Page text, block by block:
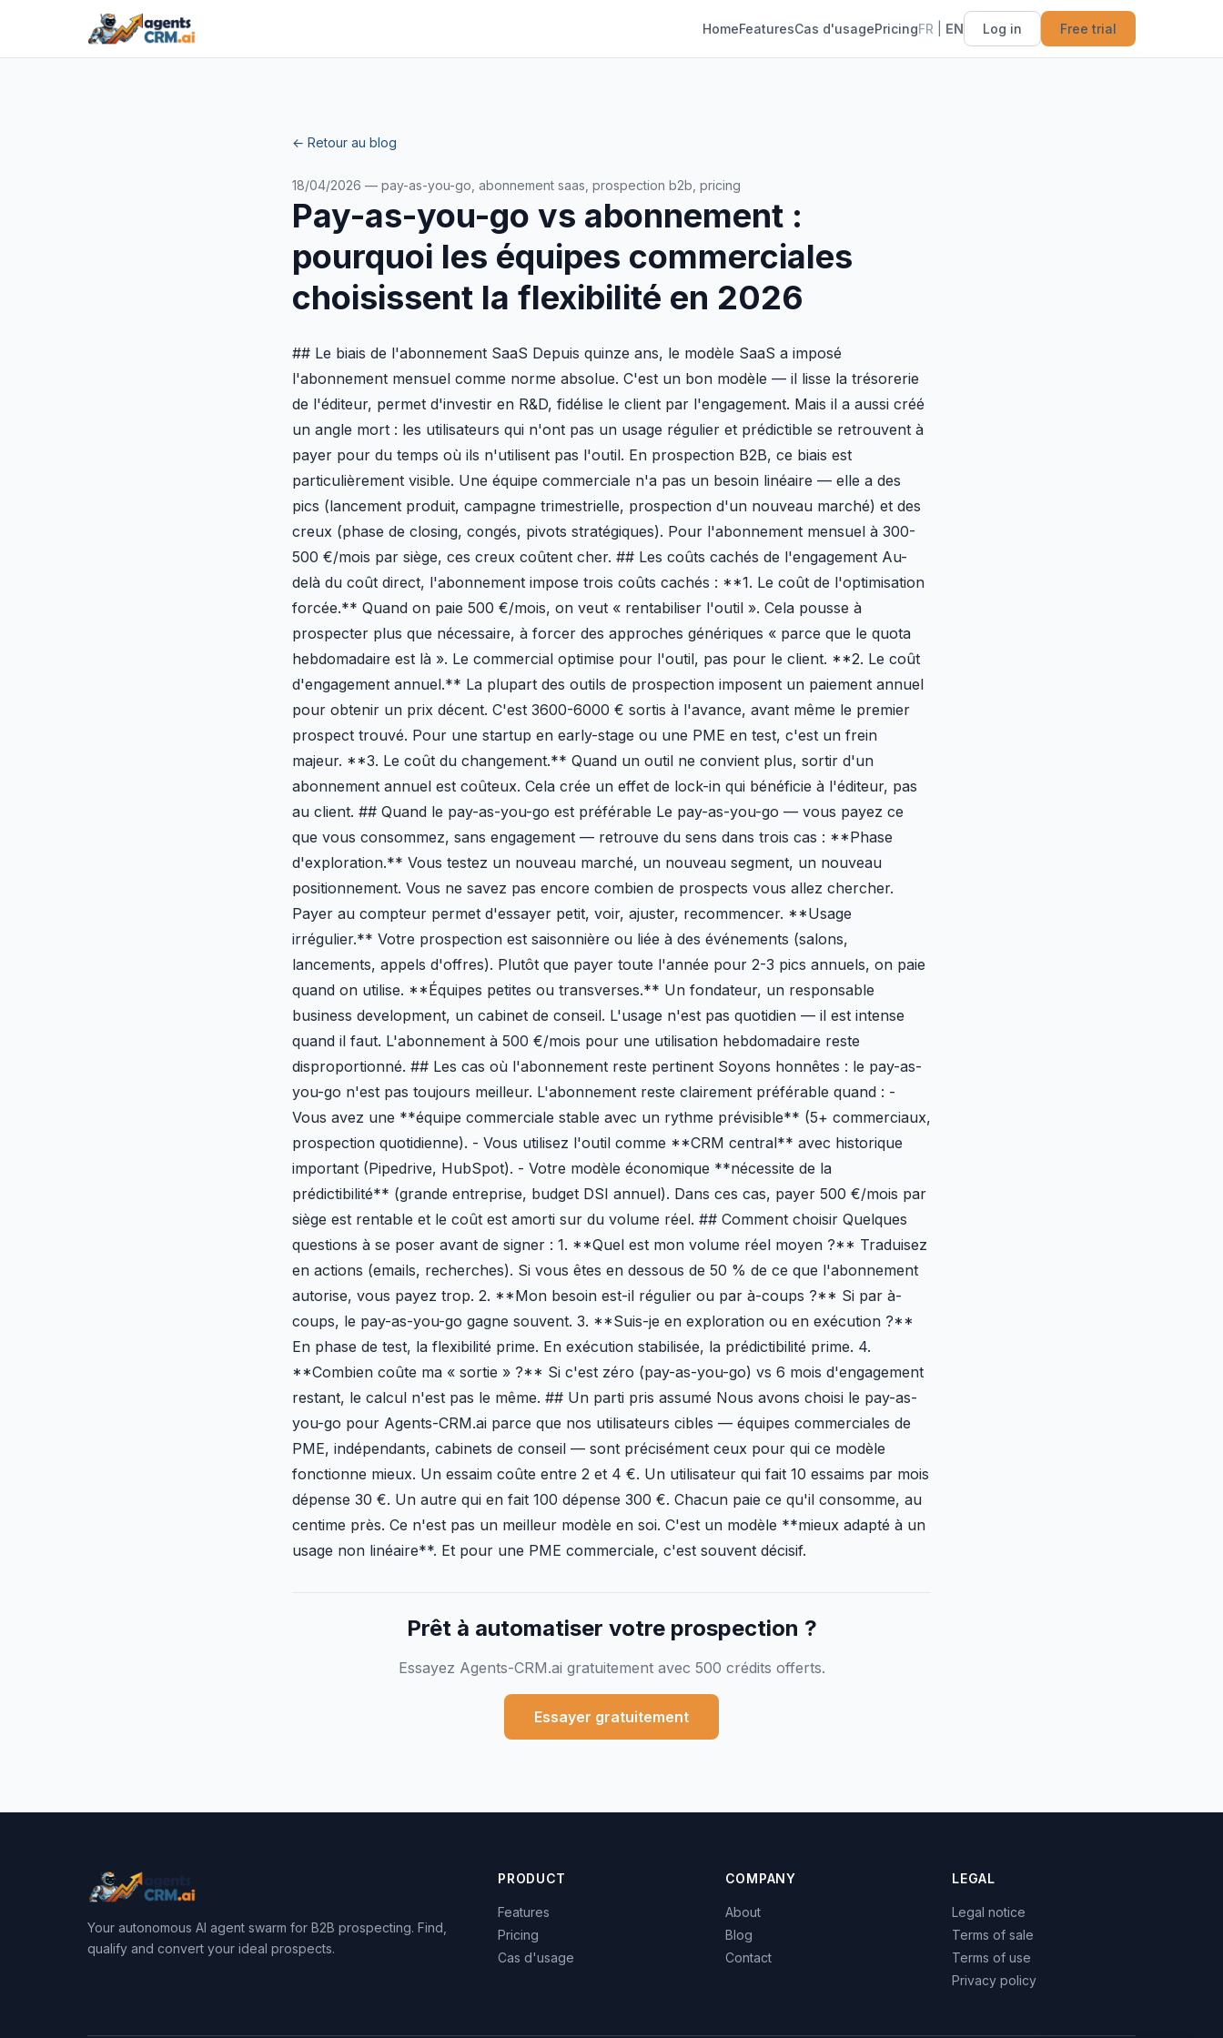
HomeFeaturesCas d'usagePricingFR EN Log in Free trial
← Retour au blog
18/04/2026 — pay-as-you-go, abonnement saas, prospection b2b, pricing
Pay-as-you-go vs abonnement :
pourquoi les équipes commerciales
choisissent la flexibilité en 2026
## Le biais de l'abonnement SaaS Depuis quinze ans, le modèle SaaS a imposé
l'abonnement mensuel comme norme absolue. C'est un bon modèle — il lisse la trésorerie
de l'éditeur, permet d'investir en R&D, fidélise le client par l'engagement. Mais il a aussi créé
un angle mort : les utilisateurs qui n'ont pas un usage régulier et prédictible se retrouvent à
payer pour du temps où ils n'utilisent pas l'outil. En prospection B2B, ce biais est
particulièrement visible. Une équipe commerciale n'a pas un besoin linéaire — elle a des
pics (lancement produit, campagne trimestrielle, prospection d'un nouveau marché) et des
creux (phase de closing, congés, pivots stratégiques). Pour l'abonnement mensuel à 300-
500 €/mois par siège, ces creux coûtent cher. ## Les coûts cachés de l'engagement Au-
delà du coût direct, l'abonnement impose trois coûts cachés : **1. Le coût de l'optimisation
forcée.** Quand on paie 500 €/mois, on veut « rentabiliser l'outil ». Cela pousse à
prospecter plus que nécessaire, à forcer des approches génériques « parce que le quota
hebdomadaire est là ». Le commercial optimise pour l'outil, pas pour le client. **2. Le coût
d'engagement annuel.** La plupart des outils de prospection imposent un paiement annuel
pour obtenir un prix décent. C'est 3600-6000 € sortis à l'avance, avant même le premier
prospect trouvé. Pour une startup en early-stage ou une PME en test, c'est un frein
majeur. **3. Le coût du changement.** Quand un outil ne convient plus, sortir d'un
abonnement annuel est coûteux. Cela crée un effet de lock-in qui bénéficie à l'éditeur, pas
au client. ## Quand le pay-as-you-go est préférable Le pay-as-you-go — vous payez ce
que vous consommez, sans engagement — retrouve du sens dans trois cas : **Phase
d'exploration.** Vous testez un nouveau marché, un nouveau segment, un nouveau
positionnement. Vous ne savez pas encore combien de prospects vous allez chercher.
Payer au compteur permet d'essayer petit, voir, ajuster, recommencer. **Usage
irrégulier.** Votre prospection est saisonnière ou liée à des événements (salons,
lancements, appels d'offres). Plutôt que payer toute l'année pour 2-3 pics annuels, on paie
quand on utilise. **Équipes petites ou transverses.** Un fondateur, un responsable
business development, un cabinet de conseil. L'usage n'est pas quotidien — il est intense
quand il faut. L'abonnement à 500 €/mois pour une utilisation hebdomadaire reste
disproportionné. ## Les cas où l'abonnement reste pertinent Soyons honnêtes : le pay-as-
you-go n'est pas toujours meilleur. L'abonnement reste clairement préférable quand : -
Vous avez une **équipe commerciale stable avec un rythme prévisible** (5+ commerciaux,
prospection quotidienne). - Vous utilisez l'outil comme **CRM central** avec historique
important (Pipedrive, HubSpot). - Votre modèle économique **nécessite de la
prédictibilité** (grande entreprise, budget DSI annuel). Dans ces cas, payer 500 €/mois par
siège est rentable et le coût est amorti sur du volume réel. ## Comment choisir Quelques
questions à se poser avant de signer : 1. **Quel est mon volume réel moyen ?** Traduisez
en actions (emails, recherches). Si vous êtes en dessous de 50 % de ce que l'abonnement
autorise, vous payez trop. 2. **Mon besoin est-il régulier ou par à-coups ?** Si par à-
coups, le pay-as-you-go gagne souvent. 3. **Suis-je en exploration ou en exécution ?**
En phase de test, la flexibilité prime. En exécution stabilisée, la prédictibilité prime. 4.
**Combien coûte ma « sortie » ?** Si c'est zéro (pay-as-you-go) vs 6 mois d'engagement
restant, le calcul n'est pas le même. ## Un parti pris assumé Nous avons choisi le pay-as-
you-go pour Agents-CRM.ai parce que nos utilisateurs cibles — équipes commerciales de
PME, indépendants, cabinets de conseil — sont précisément ceux pour qui ce modèle
fonctionne mieux. Un essaim coûte entre 2 et 4 €. Un utilisateur qui fait 10 essaims par mois
dépense 30 €. Un autre qui en fait 100 dépense 300 €. Chacun paie ce qu'il consomme, au
centime près. Ce n'est pas un meilleur modèle en soi. C'est un modèle **mieux adapté à un
usage non linéaire**. Et pour une PME commerciale, c'est souvent décisif.
Prêt à automatiser votre prospection ?
Essayez Agents-CRM.ai gratuitement avec 500 crédits offerts.
Essayer gratuitement
Your autonomous AI agent swarm for B2B prospecting. Find,
qualify and convert your ideal prospects.
PRODUCT
Features
Pricing
Cas d'usage
COMPANY
About
Blog
Contact
LEGAL
Legal notice
Terms of sale
Terms of use
Privacy policy